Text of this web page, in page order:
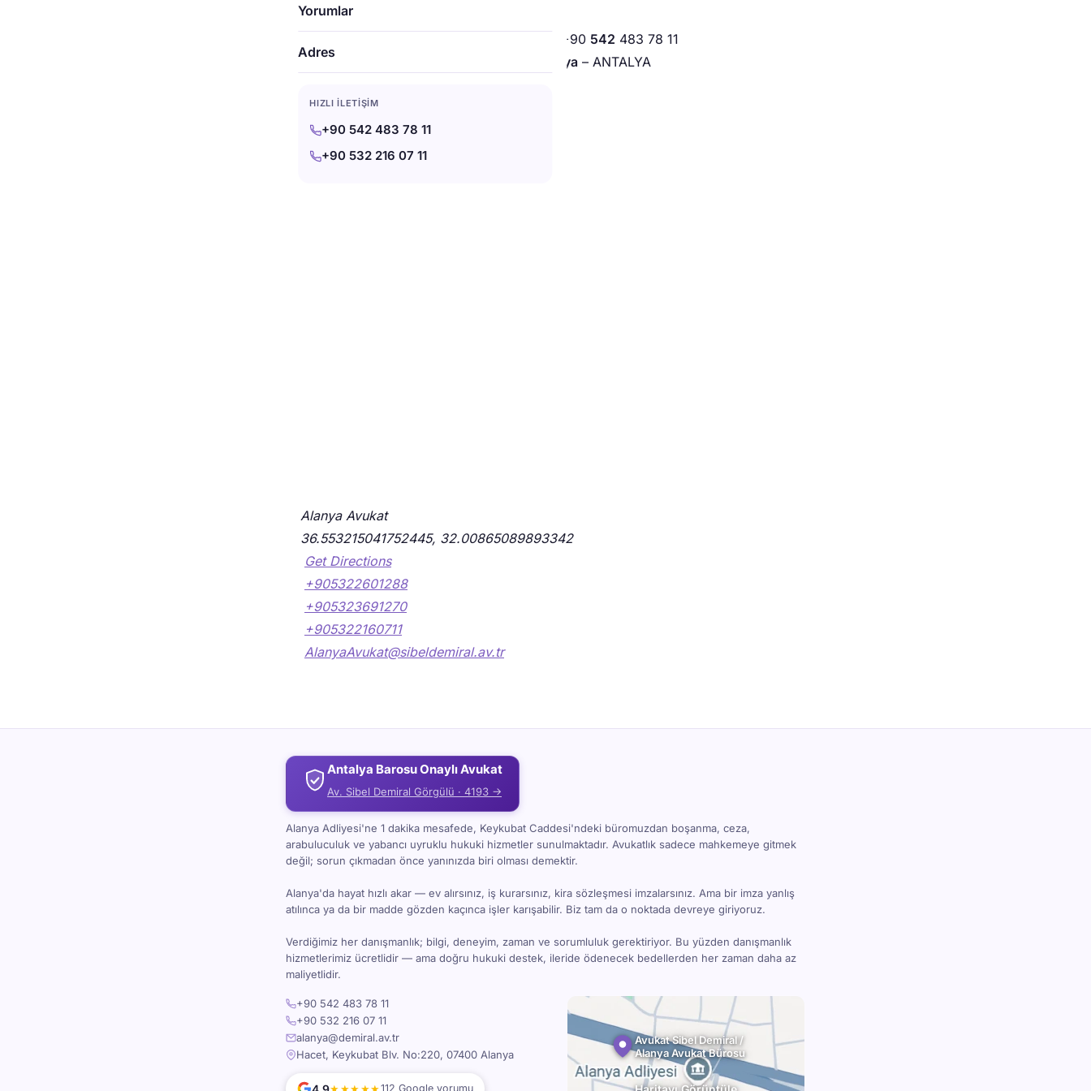
Yorumlar
Adres
HIZLI İLETIŞIM
+90 542 483 78 11
+90 532 216 07 11
+90 542 483 78 11
Adres: 220 Keykubat Caddesi 07400
Alanya – ANTALYA
Alanya Avukat
36.553215041752445, 32.00865089893342
Get Directions
+905322601288
+905323691270
+905322160711
AlanyaAvukat@sibeldemiral.av.tr
Antalya Barosu Onaylı Avukat
Av. Sibel Demiral Görgülü · 4193 →
Alanya Adliyesi'ne 1 dakika mesafede, Keykubat Caddesi'ndeki büromuzdan boşanma, ceza,
arabuluculuk ve yabancı uyruklu hukuki hizmetler sunulmaktadır. Avukatlık sadece mahkemeye gitmek
değil; sorun çıkmadan önce yanınızda biri olması demektir.
Alanya'da hayat hızlı akar — ev alırsınız, iş kurarsınız, kira sözleşmesi imzalarsınız. Ama bir imza yanlış
atılınca ya da bir madde gözden kaçınca işler karışabilir. Biz tam da o noktada devreye giriyoruz.
Verdiğimiz her danışmanlık; bilgi, deneyim, zaman ve sorumluluk gerektiriyor. Bu yüzden danışmanlık
hizmetlerimiz ücretlidir — ama doğru hukuki destek, ileride ödenecek bedellerden her zaman daha az
maliyetlidir.
+90 542 483 78 11
+90 532 216 07 11
alanya@demiral.av.tr
Hacet, Keykubat Blv. No:220, 07400 Alanya
112 Google yorumu
Avukat Sibel Demiral /
Alanya Avukat Bürosu